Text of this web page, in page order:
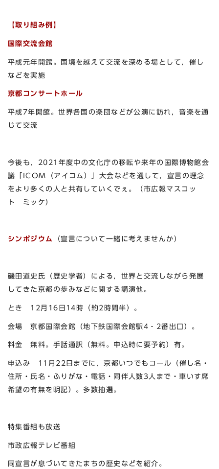
【取り組み例】
国際交流会館
平成元年開館。国境を越えて交流を深める場として，催し
などを実施
京都コンサートホール
平成7年開館。世界各国の楽団などが公演に訪れ，音楽を通
じて交流
今後も，2021年度中の文化庁の移転や来年の国際博物館会
議「ICOM（アイコム）」大会などを通して，宣言の理念
をより多くの人と共有していくでぇ。（市広報マスコッ
ト ミッケ）
シンポジウム （宣言について一緒に考えませんか）
磯田道史氏（歴史学者）による，世界と交流しながら発展
してきた京都の歩みなどに関する講演他。
とき 12月16日14時（約2時間半）。
会場 京都国際会館（地下鉄国際会館駅4‐2番出口）。
料金 無料。手話通訳（無料。申込時に要予約）有。
申込み 11月22日までに，京都いつでもコール（催し名・
住所・氏名・ふりがな・電話・同伴人数3人まで・車いす席
希望の有無を明記）。多数抽選。
特集番組も放送
市政広報テレビ番組
同宣言が息づいてきたまちの歴史などを紹介。